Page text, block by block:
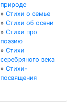
природе
» Стихи о семье
» Стихи об осени
» Стихи про
поэзию
» Стихи
серебряного века
» Стихи-
посвящения